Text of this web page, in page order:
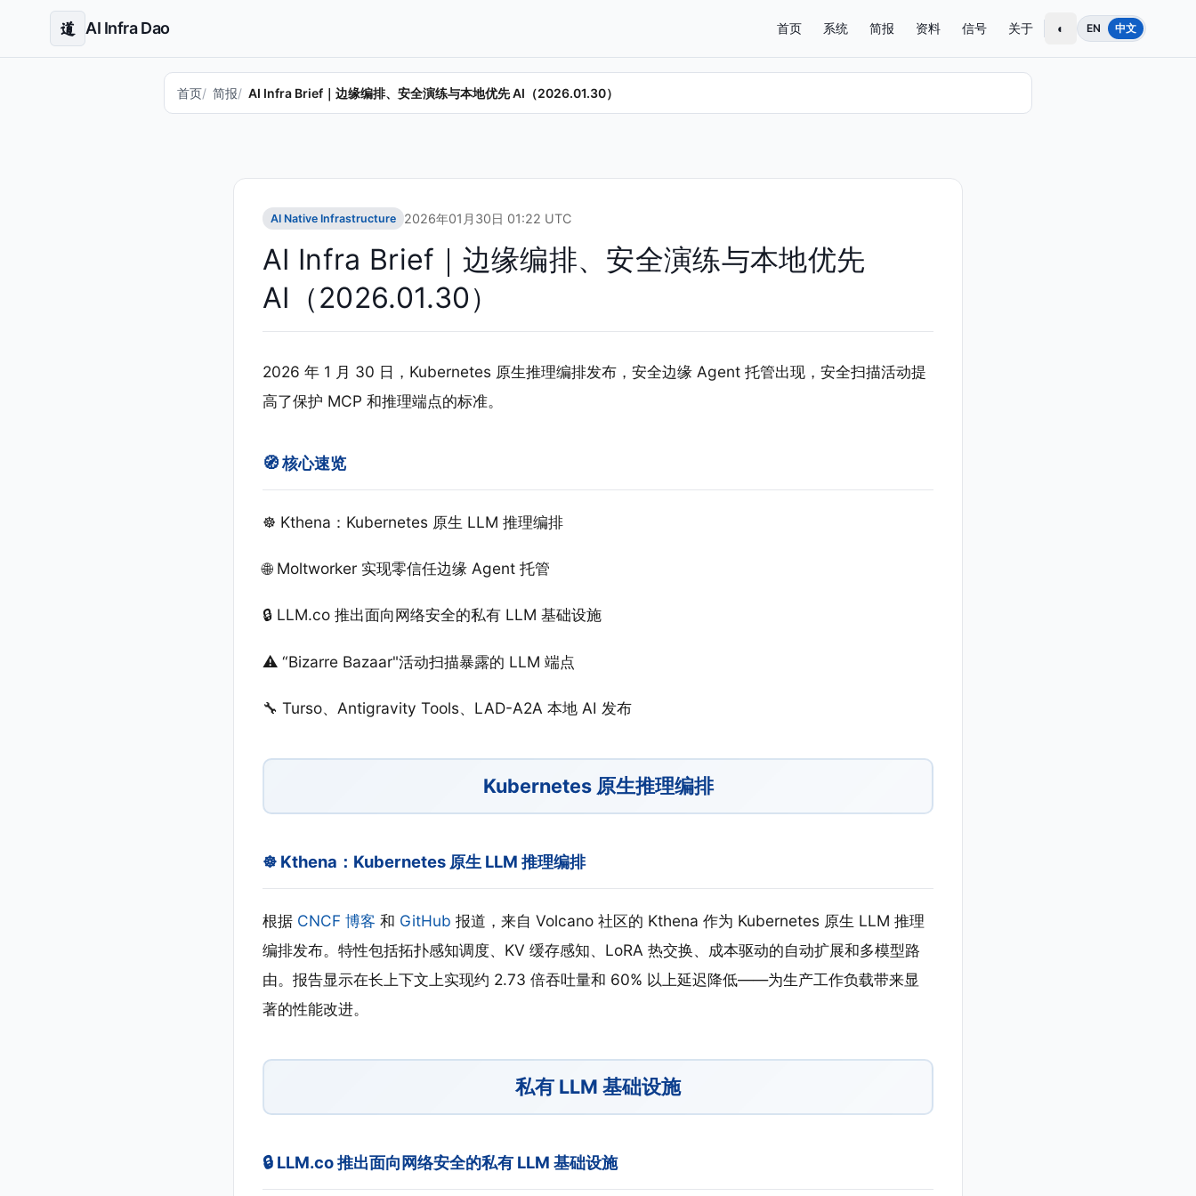
道 AI Infra Dao 首页 系统 简报 资料 信号 关于 ◐ EN 中文
首页 简报 AI Infra Brief｜边缘编排、安全演练与本地优先 AI（2026.01.30）
AI Native Infrastructure 2026年01月30日 01:22 UTC
AI Infra Brief｜边缘编排、安全演练与本地优先
AI（2026.01.30）
2026 年 1 月 30 日，Kubernetes 原生推理编排发布，安全边缘 Agent 托管出现，安全扫描活动提
高了保护 MCP 和推理端点的标准。
🧭 核心速览
☸️ Kthena：Kubernetes 原生 LLM 推理编排
🌐 Moltworker 实现零信任边缘 Agent 托管
🔒 LLM.co 推出面向网络安全的私有 LLM 基础设施
⚠️ “Bizarre Bazaar"活动扫描暴露的 LLM 端点
🔧 Turso、Antigravity Tools、LAD-A2A 本地 AI 发布
Kubernetes 原生推理编排
☸️ Kthena：Kubernetes 原生 LLM 推理编排
根据 CNCF 博客 和 GitHub 报道，来自 Volcano 社区的 Kthena 作为 Kubernetes 原生 LLM 推理
编排发布。特性包括拓扑感知调度、KV 缓存感知、LoRA 热交换、成本驱动的自动扩展和多模型路
由。报告显示在长上下文上实现约 2.73 倍吞吐量和 60% 以上延迟降低——为生产工作负载带来显
著的性能改进。
私有 LLM 基础设施
🔒 LLM.co 推出面向网络安全的私有 LLM 基础设施